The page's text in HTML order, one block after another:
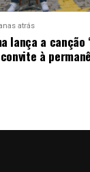
atrás
lança a canção
à